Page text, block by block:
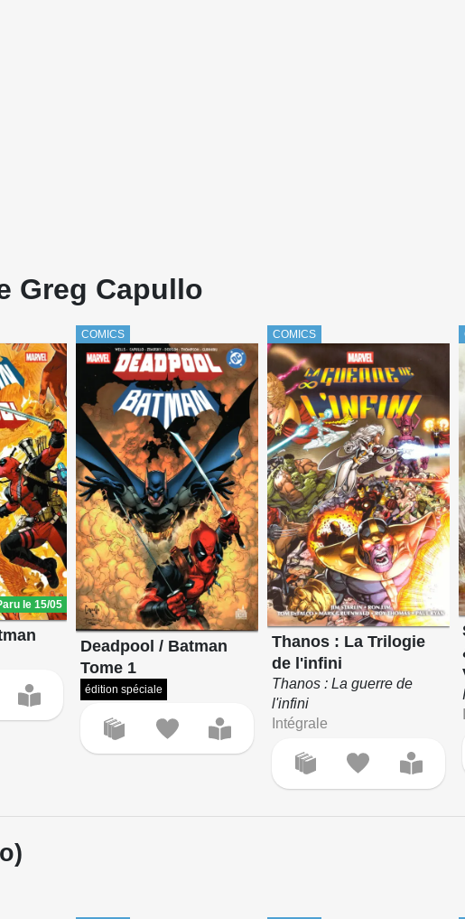
Greg Capullo
le 15/05
COMICS
Deadpool / Batman
Tome 1
édition spéciale
COMICS
Thanos : La Trilogie
de l'infini
Thanos : La guerre de
l'infini
Intégrale